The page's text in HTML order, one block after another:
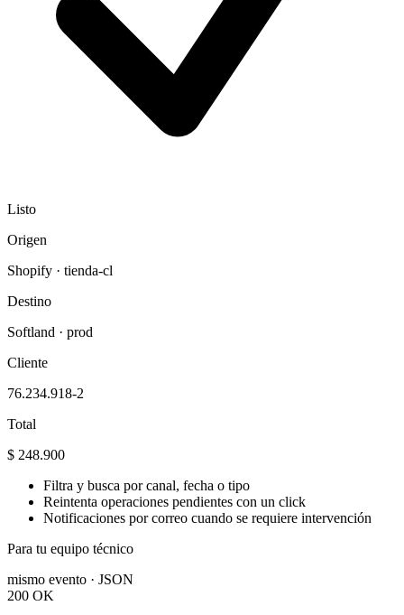
Listo
Origen
Shopify · tienda-cl
Destino
Softland · prod
Cliente
76.234.918-2
Total
$ 248.900
Filtra y busca por canal, fecha o tipo
Reintenta operaciones pendientes con un click
Notificaciones por correo cuando se requiere intervención
Para tu equipo técnico
mismo evento · JSON
200 OK